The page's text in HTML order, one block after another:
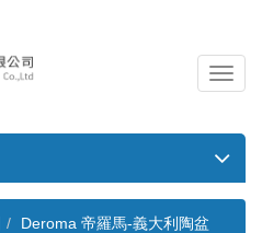
導
覽
關
Deroma 帝羅馬-義大利陶盆